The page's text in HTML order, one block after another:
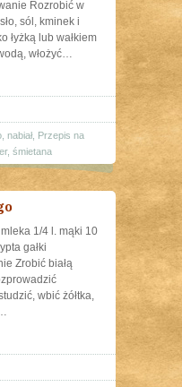
Rozrobić w
sól, kminek i
łyżką lub wałkiem
włożyć…
nabiał, Przepis na
, śmietana
1/4 l. mąki 10
gałki
Zrobić białą
wbić żółtka,